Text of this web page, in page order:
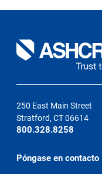
250 East Main Street
Stratford, CT 06614
800.328.8258
Póngase en contacto